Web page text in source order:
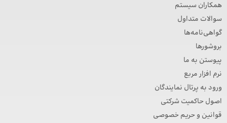
همکاران سیستم
سوالات متداول
گواهی‌نامه‌ها
بروشورها
پیوستن به ما
نرم افزار مربع
ورود به پرتال نمایندگان
اصول حاکمیت شرکتی
قوانین و حریم خصوصی